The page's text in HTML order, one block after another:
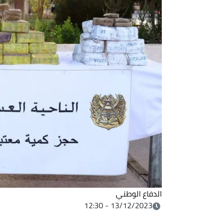
الدفاع الوطني
13/12/2023 - 12:30